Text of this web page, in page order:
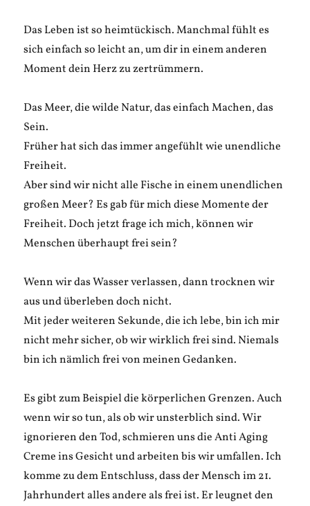
Das Leben ist so heimtückisch. Manchmal fühlt es
sich einfach so leicht an, um dir in einem anderen
Moment dein Herz zu zertrümmern.
Das Meer, die wilde Natur, das einfach Machen, das
Sein.
Früher hat sich das immer angefühlt wie unendliche
Freiheit.
Aber sind wir nicht alle Fische in einem unendlichen
großen Meer? Es gab für mich diese Momente der
Freiheit. Doch jetzt frage ich mich, können wir
Menschen überhaupt frei sein?
Wenn wir das Wasser verlassen, dann trocknen wir
aus und überleben doch nicht.
Mit jeder weiteren Sekunde, die ich lebe, bin ich mir
nicht mehr sicher, ob wir wirklich frei sind. Niemals
bin ich nämlich frei von meinen Gedanken.
Es gibt zum Beispiel die körperlichen Grenzen. Auch
wenn wir so tun, als ob wir unsterblich sind. Wir
ignorieren den Tod, schmieren uns die Anti Aging
Creme ins Gesicht und arbeiten bis wir umfallen. Ich
komme zu dem Entschluss, dass der Mensch im 21.
Jahrhundert alles andere als frei ist. Er leugnet den